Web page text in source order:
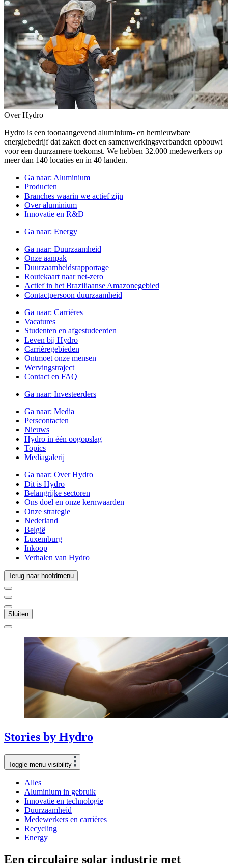
Over Hydro
Hydro is een toonaangevend aluminium- en hernieuwbare
energiebedrijf dat zaken doet en samenwerkingsverbanden opbouwt
voor een duurzamere toekomst. We hebben 32.000 medewerkers op
meer dan 140 locaties en in 40 landen.
Ga naar: Aluminium
Producten
Branches waarin we actief zijn
Over aluminium
Innovatie en R&D
Ga naar: Energy
Ga naar: Duurzaamheid
Onze aanpak
Duurzaamheidsrapportage
Routekaart naar net-zero
Actief in het Braziliaanse Amazonegebied
Contactpersoon duurzaamheid
Ga naar: Carrières
Vacatures
Studenten en afgestudeerden
Leven bij Hydro
Carrièregebieden
Ontmoet onze mensen
Wervingstraject
Contact en FAQ
Ga naar: Investeerders
Ga naar: Media
Perscontacten
Nieuws
Hydro in één oogopslag
Topics
Mediagalerij
Ga naar: Over Hydro
Dit is Hydro
Belangrijke sectoren
Ons doel en onze kernwaarden
Onze strategie
Nederland
België
Luxemburg
Inkoop
Verhalen van Hydro
Terug naar hoofdmenu
Sluiten
Stories by Hydro
Toggle menu visibility
Alles
Aluminium in gebruik
Innovatie en technologie
Duurzaamheid
Medewerkers en carrières
Recycling
Energy
Een circulaire solar industrie met